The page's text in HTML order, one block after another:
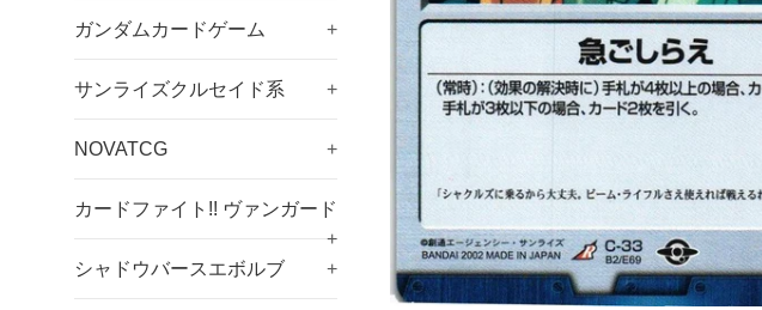
ガンダムカードゲーム +
サンライズクルセイド系 +
NOVATCG +
カードファイト!! ヴァンガード
+
シャドウバースエボルブ
+